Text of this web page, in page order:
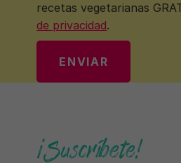
recetas vegetarianas
de privacidad.
CAPTCHA
¡Suscríbete!